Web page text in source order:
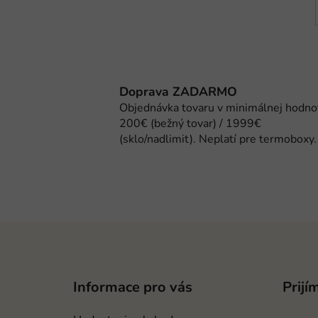
Doprava ZADARMO
Objednávka tovaru v minimálnej
200€ (bežný tovar) / 1999€
(sklo/nadlimit). Neplatí pre termoboxy.
Informace pro vás